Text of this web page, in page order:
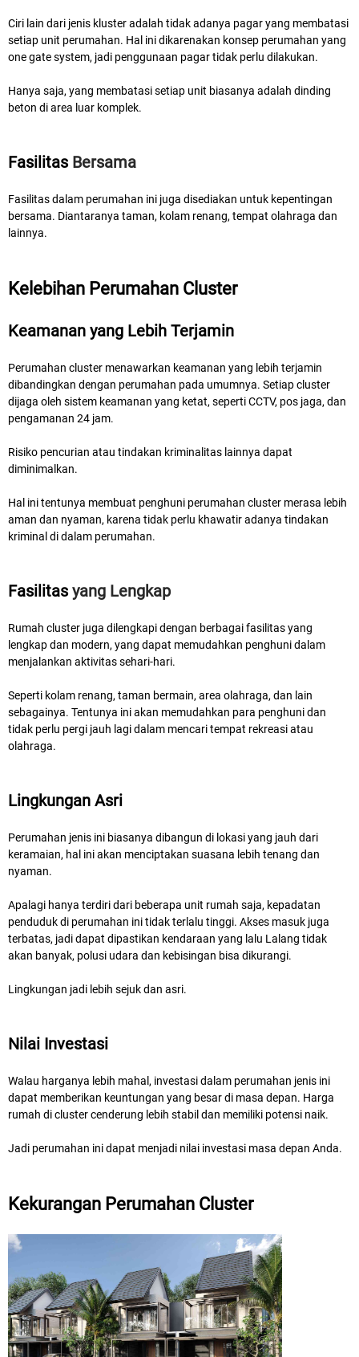
Ciri lain dari jenis kluster adalah tidak adanya pagar yang membatasi
setiap unit perumahan. Hal ini dikarenakan konsep perumahan yang
one gate system, jadi penggunaan pagar tidak perlu dilakukan.
Hanya saja, yang membatasi setiap unit biasanya adalah dinding
beton di area luar komplek.
FasilitasBersama
Fasilitasdalam perumahan ini juga disediakan untuk kepentingan
bersama. Diantaranya taman, kolam renang, tempat olahraga dan
lainnya.
Kelebihan Perumahan Cluster
Keamanan yang Lebih Terjamin
Perumahan cluster menawarkan keamanan yang lebih terjamin
dibandingkan dengan perumahan pada umumnya. Setiap cluster
dijaga oleh sistem keamanan yang ketat, seperti CCTV, pos jaga, dan
pengamanan 24 jam.
Risiko pencurian atau tindakan kriminalitas lainnya dapat
diminimalkan.
Hal ini tentunya membuat penghuni perumahan cluster merasa lebih
aman dan nyaman, karena tidak perlu khawatir adanya tindakan
kriminal di dalam perumahan.
Fasilitasyang Lengkap
Rumah cluster juga dilengkapi dengan berbagai fasilitas yang
lengkap dan modern, yang dapat memudahkan penghuni dalam
menjalankan aktivitas sehari-hari.
Seperti kolam renang, taman bermain, area olahraga, dan lain
sebagainya. Tentunya ini akan memudahkan para penghuni dan
tidak perlu pergi jauh lagi dalam mencari tempat rekreasi atau
olahraga.
Lingkungan Asri
Perumahan jenis ini biasanya dibangun di lokasi yang jauh dari
keramaian, hal ini akan menciptakan suasana lebih tenang dan
nyaman.
Apalagi hanya terdiri dari beberapa unit rumah saja, kepadatan
penduduk di perumahan ini tidak terlalu tinggi. Akses masuk juga
terbatas, jadi dapat dipastikan kendaraan yang lalu Lalang tidak
akan banyak, polusi udara dan kebisingan bisa dikurangi.
Lingkungan jadi lebih sejuk dan asri.
Nilai Investasi
Walau harganya lebih mahal, investasi dalam perumahan jenis ini
dapat memberikan keuntungan yang besar di masa depan. Harga
rumah di cluster cenderung lebih stabil dan memiliki potensi naik.
Jadi perumahan ini dapat menjadi nilai investasi masa depan Anda.
Kekurangan Perumahan Cluster